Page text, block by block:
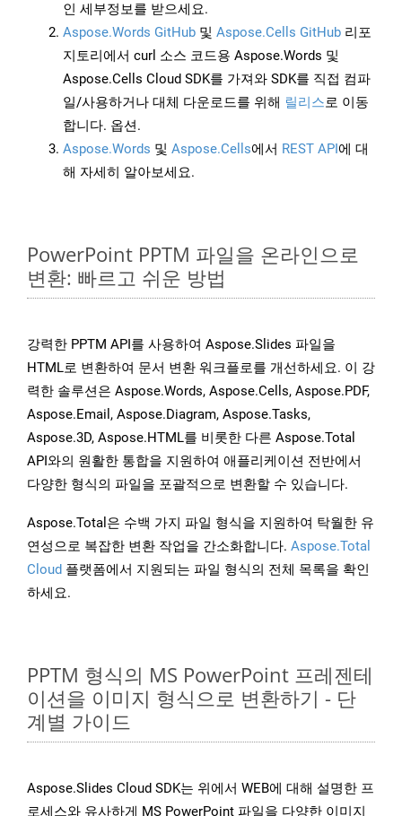
인 세부정보를 받으세요.
Aspose.Words GitHub 및 Aspose.Cells GitHub 리포
지토리에서 curl 소스 코드용 Aspose.Words 및
Aspose.Cells Cloud SDK를 가져와 SDK를 직접 컴파
일/사용하거나 대체 다운로드를 위해 릴리스로 이동
합니다. 옵션.
Aspose.Words 및 Aspose.Cells에서 REST API에 대
해 자세히 알아보세요.
PowerPoint PPTM 파일을 온라인으로
변환: 빠르고 쉬운 방법
강력한 PPTM API를 사용하여 Aspose.Slides 파일을
HTML로 변환하여 문서 변환 워크플로를 개선하세요. 이 강
력한 솔루션은 Aspose.Words, Aspose.Cells, Aspose.PDF,
Aspose.Email, Aspose.Diagram, Aspose.Tasks,
Aspose.3D, Aspose.HTML를 비롯한 다른 Aspose.Total
API와의 원활한 통합을 지원하여 애플리케이션 전반에서
다양한 형식의 파일을 포괄적으로 변환할 수 있습니다.
Aspose.Total은 수백 가지 파일 형식을 지원하여 탁월한 유
연성으로 복잡한 변환 작업을 간소화합니다. Aspose.Total
Cloud 플랫폼에서 지원되는 파일 형식의 전체 목록을 확인
하세요.
PPTM 형식의 MS PowerPoint 프레젠테
이션을 이미지 형식으로 변환하기 - 단
계별 가이드
Aspose.Slides Cloud SDK는 위에서 WEB에 대해 설명한 프
로세스와 유사하게 MS PowerPoint 파일을 다양한 이미지